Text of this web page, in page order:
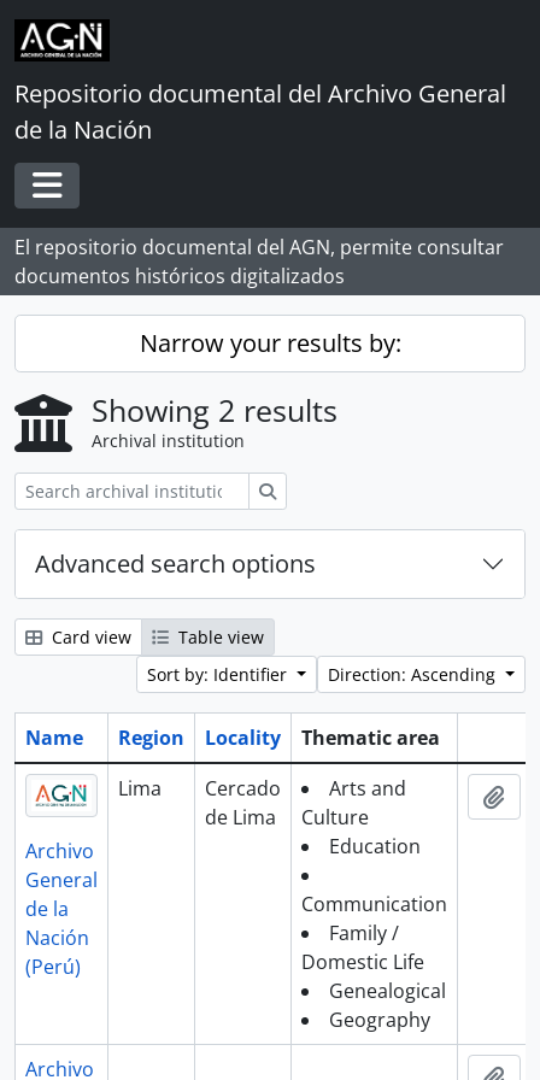
Skip to main content
Repositorio documental del Archivo General
de la Nación
Toggle navigation
El repositorio documental del AGN, permite consultar
documentos históricos digitalizados
Narrow your results by:
Showing 2 results
Archival institution
Advanced search options
Card view
Table view
Sort by: Identifier
Direction: Ascending
Name Region Locality
Thematic area
Archivo
General
de la
Nación
(Perú)
Lima
Cercado
de Lima
Arts and
Culture
Education
Communication
Family /
Domestic Life
Genealogical
Geography
Archivo